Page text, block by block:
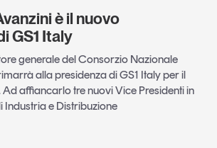
è il nuovo
GS1 Italy
generale del Consorzio Nazionale
alla presidenza di GS1 Italy per il
affiancarlo tre nuovi Vice Presidenti in
Industria e Distribuzione